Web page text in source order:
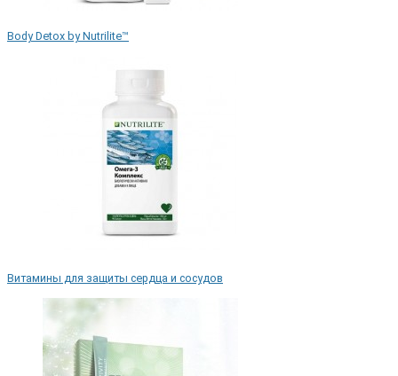
Body Detox by Nutrilite™
Витамины для защиты сердца и сосудов